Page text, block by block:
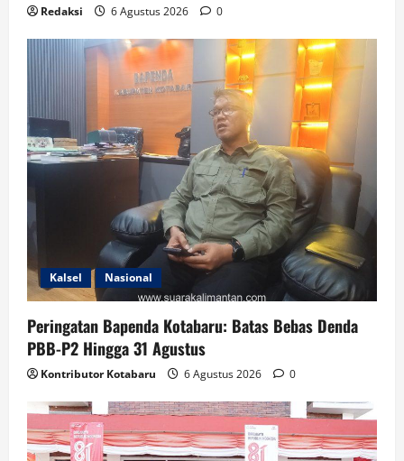
Redaksi 6 Agustus 2026 0
Kalsel Nasional
Peringatan Bapenda Kotabaru: Batas Bebas Denda
PBB-P2 Hingga 31 Agustus
Kontributor Kotabaru 6 Agustus 2026 0